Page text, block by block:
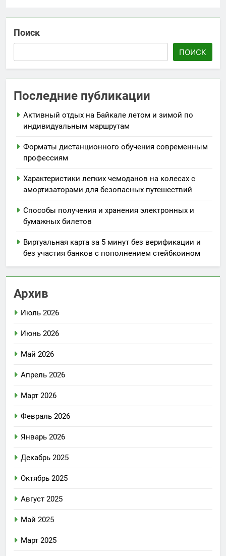
Поиск
ПОИСК
Последние публикации
Активный отдых на Байкале летом и зимой по
индивидуальным маршрутам
Форматы дистанционного обучения современным
профессиям
Характеристики легких чемоданов на колесах с
амортизаторами для безопасных путешествий
Способы получения и хранения электронных и
бумажных билетов
Виртуальная карта за 5 минут без верификации и
без участия банков с пополнением стейбкоином
Архив
Июль 2026
Июнь 2026
Май 2026
Апрель 2026
Март 2026
Февраль 2026
Январь 2026
Декабрь 2025
Октябрь 2025
Август 2025
Май 2025
Март 2025